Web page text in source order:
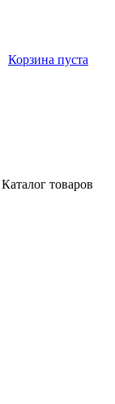
Корзина пуста
Каталог товаров